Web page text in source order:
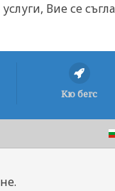
Вие се
Кю бегс